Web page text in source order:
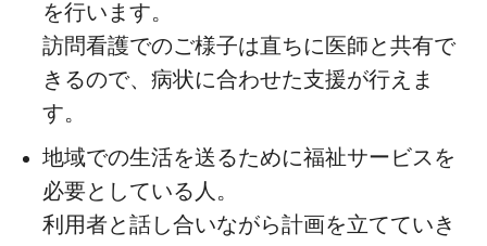
を行います。
訪問看護でのご様子は直ちに医師と共有で
きるので、病状に合わせた支援が行えま
す。
地域での生活を送るために福祉サービスを
必要としている人。
利用者と話し合いながら計画を立てていき